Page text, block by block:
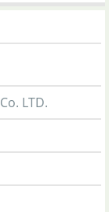
LTD.